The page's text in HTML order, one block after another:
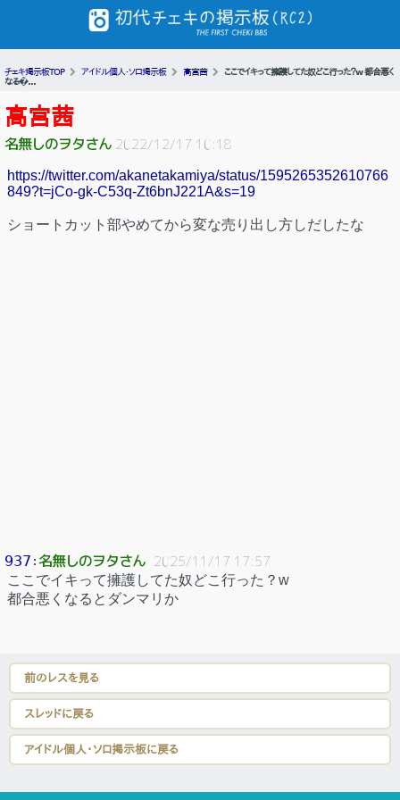
チェキ掲示板TOP アイドル個人・ソロ掲示板 高宮茜
ここでイキって擁護してた奴どこ行った？w 都合悪く
なる�...
高宮茜
名無しのヲタさん 2022/12/17 10:18
https://twitter.com/akanetakamiya/status/1595265352610766
849?t=jCo-gk-C53q-Zt6bnJ221A&s=19
ショートカット部やめてから変な売り出し方しだしたな
937 ：名無しのヲタさん 2025/11/17 17:57
ここでイキって擁護してた奴どこ行った？w
都合悪くなるとダンマリか
前のレスを見る
スレッドに戻る
アイドル個人・ソロ掲示板に戻る